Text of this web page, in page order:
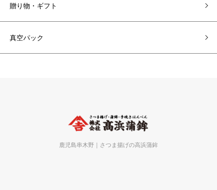
贈り物・ギフト
真空パック
鹿児島串木野｜さつま揚げの高浜蒲鉾